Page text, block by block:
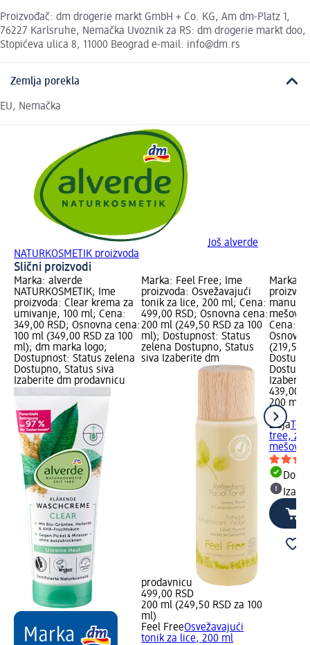
Proizvođač: dm drogerie markt GmbH + Co. KG, Am dm-Platz 1,
76227 Karlsruhe, Nemačka Uvoznik za RS: dm drogerie markt doo,
Stopićeva ulica 8, 11000 Beograd e-mail: info@dm.rs
Zemlja porekla
EU, Nemačka
Još alverde
NATURKOSMETIK proizvoda
Slični proizvodi
Marka: alverde
NATURKOSMETIK; Ime
proizvoda: Clear krema za
umivanje, 100 ml; Cena:
349,00 RSD; Osnovna cena:
100 ml (349,00 RSD za 100
ml); dm marka logo;
Dostupnost: Status zelena
Dostupno, Status siva
Izaberite dm prodavnicu
Marka: Feel Free; Ime
proizvoda: Osvežavajući
tonik za lice, 200 ml; Cena:
499,00 RSD; Osnovna cena:
200 ml (249,50 RSD za 100
ml); Dostupnost: Status
zelena Dostupno, Status
siva Izaberite dm
prodavnicu
499,00 RSD
200 ml (249,50 RSD za 100
ml)
Feel FreeOsvežavajući
tonik za lice, 200 ml
Marka:
manuka
Cena:
(219,50
439,00
200 ml
ml)
ziaja
tree, za